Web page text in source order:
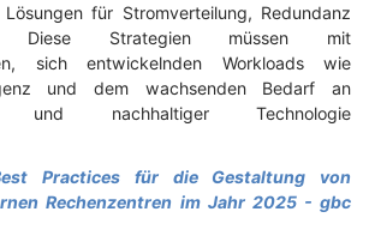
für Stromverteilung, Redundanz
Diese Strategien müssen mit
sich entwickelnden Workloads wie
und dem wachsenden Bedarf an
und nachhaltiger Technologie
Practices für die Gestaltung von
Rechenzentren im Jahr 2025 - gbc